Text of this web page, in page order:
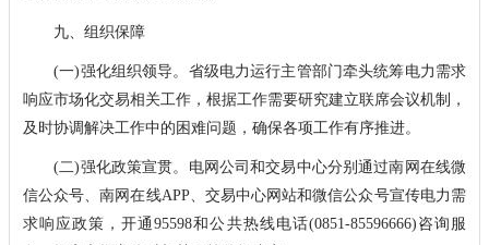
九、组织保障
(一)强化组织领导。省级电力运行主管部门牵头统筹电力需求
响应市场化交易相关工作，根据工作需要研究建立联席会议机制，
及时协调解决工作中的困难问题，确保各项工作有序推进。
(二)强化政策宣贯。电网公司和交易中心分别通过南网在线微
信公众号、南网在线APP、交易中心网站和微信公众号宣传电力需
求响应政策，开通95598和公共热线电话(0851-85596666)咨询服